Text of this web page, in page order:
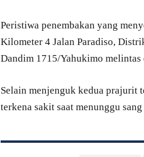
Peristiwa penembakan yang
Kilometer 4 Jalan Paradiso,
Dandim 1715/Yahukimo
Selain menjenguk kedua prajurit
terkena sakit saat menunggu